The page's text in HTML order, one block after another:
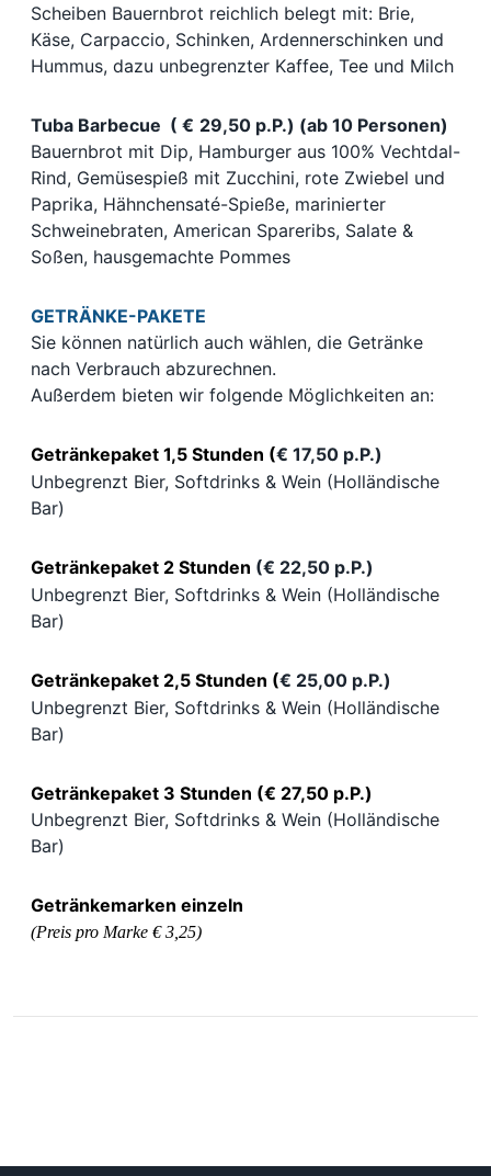
Scheiben Bauernbrot reichlich belegt mit: Brie,
Käse, Carpaccio, Schinken, Ardennerschinken und
Hummus, dazu unbegrenzter Kaffee, Tee und Milch
Tuba Barbecue ( € 29,50 p.P.) (ab 10 Personen)
Bauernbrot mit Dip, Hamburger aus 100% Vechtdal-
Rind, Gemüsespieß mit Zucchini, rote Zwiebel und
Paprika, Hähnchensaté-Spieße, marinierter
Schweinebraten, American Spareribs, Salate &
Soßen, hausgemachte Pommes
GETRÄNKE-PAKETE
Sie können natürlich auch wählen, die Getränke
nach Verbrauch abzurechnen.
Außerdem bieten wir folgende Möglichkeiten an:
Getränkepaket 1,5 Stunden (€ 17,50 p.P.)
Unbegrenzt Bier, Softdrinks & Wein (Holländische
Bar)
Getränkepaket 2 Stunden (€ 22,50 p.P.)
Unbegrenzt Bier, Softdrinks & Wein (Holländische
Bar)
Getränkepaket 2,5 Stunden (€ 25,00 p.P.)
Unbegrenzt Bier, Softdrinks & Wein (Holländische
Bar)
Getränkepaket 3 Stunden (€ 27,50 p.P.)
Unbegrenzt Bier, Softdrinks & Wein (Holländische
Bar)
Getränkemarken einzeln
(Preis pro Marke € 3,25)